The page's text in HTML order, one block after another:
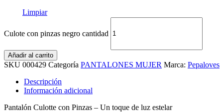
Limpiar
Culote con pinzas negro cantidad
Añadir al carrito
SKU 000429 Categoría PANTALONES MUJER Marca: Pepaloves
Descripción
Información adicional
Pantalón Culotte con Pinzas – Un toque de luz estelar